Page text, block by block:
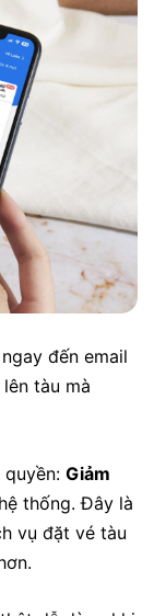
đến email
tàu mà
Giảm
thống. Đây là
vụ đặt vé tàu